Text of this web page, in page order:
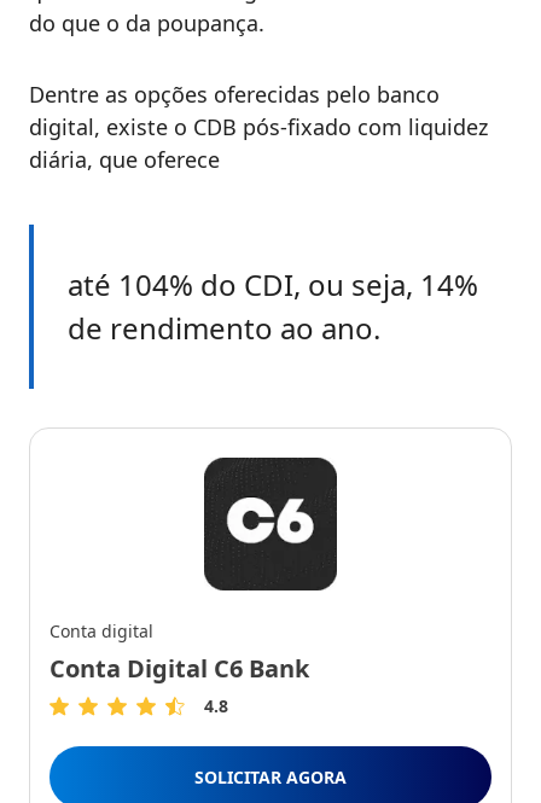
do que o da poupança.
Dentre as opções oferecidas pelo banco
digital, existe o CDB pós-fixado com liquidez
diária, que oferece
até 104% do CDI, ou seja, 14%
de rendimento ao ano.
Conta digital
Conta Digital C6 Bank
4.8
5
Estrelas
4.8
SOLICITAR AGORA